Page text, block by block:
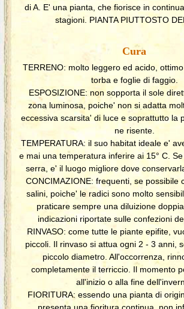
di A. E' una pianta, che fiorisce in
stagioni. PIANTA PIUTTOSTO
Cura
TERRENO: molto leggero ed acido,
torba e foglie di faggio.
ESPOSIZIONE: non sopporta il sole
zona luminosa, poiche' non si adatta
eccessiva scarsita' di luce e soprattutto la
ne risente.
TEMPERATURA: il suo habitat ideale e'
e mai una temperatura inferire ai 15° C.
serra, e' il luogo migliore dove
CONCIMAZIONE: frequenti, se possibile
salini, poiche' le radici sono molto
praticare sempre una diluizione
indicazioni riportate sulle confezioni
RINVASO: come tutte le piante epifite,
piccoli. Il rinvaso si attua ogni 2 - 3 anni,
piccolo diametro. All'occorrenza,
completamente il terriccio. Il momento
all'inizio o alla fine
FIORITURA: essendo una pianta di